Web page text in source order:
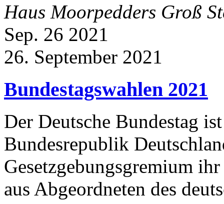
Haus Moorpedders Groß
Sep. 26 2021
26. September 2021
Bundestagswahlen 2021
Der Deutsche Bundestag
Bundesrepublik
Gesetzgebungsgremium
aus Abgeordneten des